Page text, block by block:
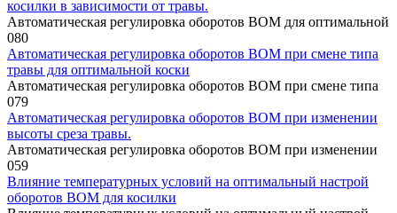
косилки в зависимости от травы.
Автоматическая регулировка оборотов ВОМ для оптимальной
080
Автоматическая регулировка оборотов ВОМ при смене типа
травы для оптимальной коски
Автоматическая регулировка оборотов ВОМ при смене типа
079
Автоматическая регулировка оборотов ВОМ при изменении
высоты среза травы.
Автоматическая регулировка оборотов ВОМ при изменении
059
Влияние температурных условий на оптимальный настрой
оборотов ВОМ для косилки